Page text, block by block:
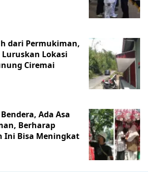
dari Permukiman,
Luruskan Lokasi
Ciremai
Ada Asa
Berharap
Ini Bisa Meningkat